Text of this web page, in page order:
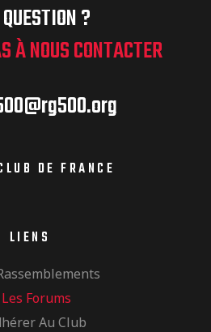
?
À NOUS CONTACTER
DE FRANCE
LIENS
Les Forums
Au Club